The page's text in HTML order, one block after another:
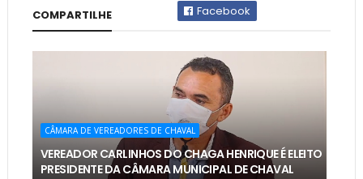
COMPARTILHE Facebook
CÂMARA DE VEREADORES DE CHAVAL
VEREADOR CARLINHOS DO CHAGA HENRIQUE É ELEITO
PRESIDENTE DA CÂMARA MUNICIPAL DE CHAVAL